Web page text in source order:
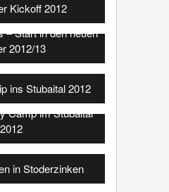
Kickoff 2012
– Start in den neuen
2012/13
ins Stubaital 2012
Camp im Stubaital
2012
in Stoderzinken